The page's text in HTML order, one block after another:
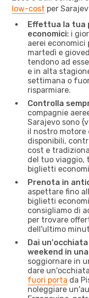
low-cost per
Effettua la tua
economici: i
aerei economici
martedì e
tendono ad
e in alta
settimana o
risparmiare.
Controlla
compagnie
Sarajevo sono
il nostro motore
disponibili,
cost e
del tuo viaggio,
biglietti
Prenota in
aspettare fino
biglietti
consigliamo di
per trovare
dell'ultimo
Dai
weekend in
soggiornare in
dare
fuori porta da
noleggiare